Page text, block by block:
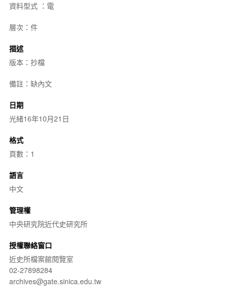
資料型式 ：電
層次：件
描述
版本：抄檔
備註：缺內文
日期
光緒16年10月21日
格式
頁數：1
語言
中文
管理權
中央研究院近代史研究所
授權聯絡窗口
近史所檔案館閱覽室
02-27898284
archives@gate.sinica.edu.tw